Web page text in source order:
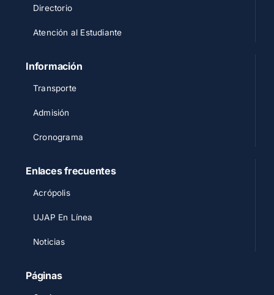
Directorio
Atención al Estudiante
Información
Transporte
Admisión
Cronograma
Enlaces frecuentes
Acrópolis
UJAP En Línea
Noticias
Páginas